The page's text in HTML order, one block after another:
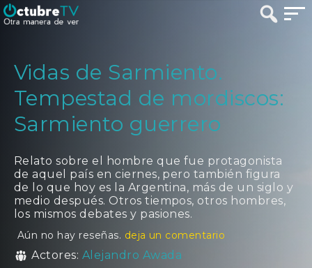
Vidas de Sarmiento.
Tempestad de mordiscos:
Sarmiento guerrero
Relato sobre el hombre que fue protagonista
de aquel país en ciernes, pero también figura
de lo que hoy es la Argentina, más de un siglo y
medio después. Otros tiempos, otros hombres,
los mismos debates y pasiones.
Aún no hay reseñas. deja un comentario
Actores: Alejandro Awada